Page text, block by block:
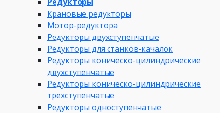
Крановые редукторы
Мотор-редуктора
Редукторы двухступенчатые
Редукторы для станков-качалок
Редукторы коническо-цилиндрические
двухступенчатые
Редукторы коническо-цилиндрические
трехступенчатые
Редукторы одноступенчатые